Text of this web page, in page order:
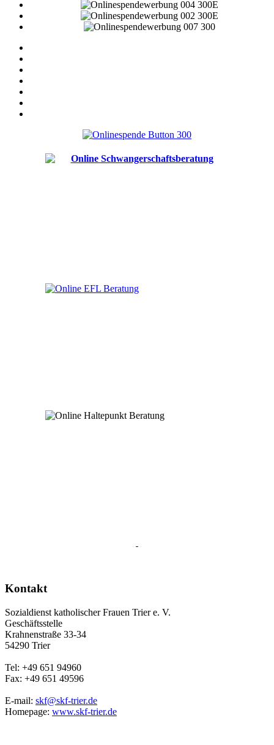
Kontakt
Sozialdienst katholischer Frauen Trier e. V.
Geschäftsstelle
Krahnenstraße 33-34
54290 Trier
Tel: +49 651 94960
Fax: +49 651 49596
E-mail: skf@skf-trier.de
Homepage: www.skf-trier.de